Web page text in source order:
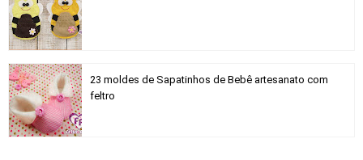
23 moldes de Sapatinhos de Bebê artesanato com
feltro